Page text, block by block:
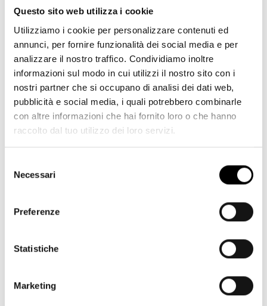
Questo sito web utilizza i cookie
Utilizziamo i cookie per personalizzare contenuti ed
annunci, per fornire funzionalità dei social media e per
analizzare il nostro traffico. Condividiamo inoltre
informazioni sul modo in cui utilizzi il nostro sito con i
nostri partner che si occupano di analisi dei dati web,
pubblicità e social media, i quali potrebbero combinarle
con altre informazioni che hai fornito loro o che hanno
raccolto dal tuo utilizzo dei loro servizi.
delNecessari
Preferenze
Statistiche
Marketing
Continental GT (V8) Ciclo WLTP: consumo di carburante, l/100km -
Ciclo combinato 12,1. Emissioni CO₂ (ciclo combinato) - 275 g/km.